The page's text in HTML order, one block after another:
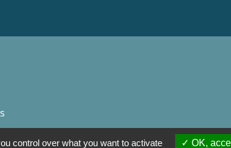
control over what you want to activate OK,